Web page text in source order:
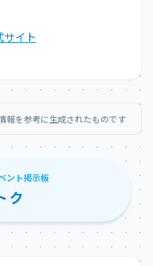
サイト
報を参考に生成されたものです
ント掲示板
ク